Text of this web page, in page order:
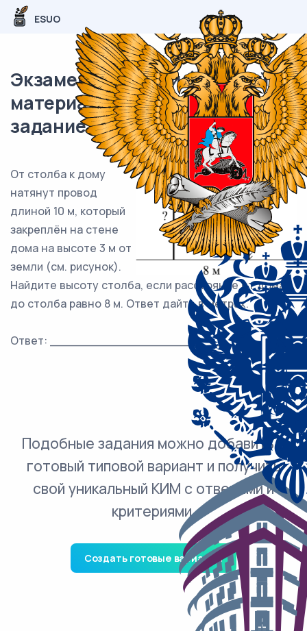
ESUO
Экзаменационный (типовой)
материал ЕГЭ / База / 10
задание (24) / 155
От столба к дому
натянут провод
длиной 10 м, который
закреплён на стене
дома на высоте 3 м от
земли (см. рисунок).
Найдите высоту столба, если расстояние от дома
до столба равно 8 м. Ответ дайте в метрах.
Ответ: ___________________________.
Подобные задания можно добавить в
готовый типовой вариант и получить
свой уникальный КИМ с ответами и
критериями.
Создать готовые варианты